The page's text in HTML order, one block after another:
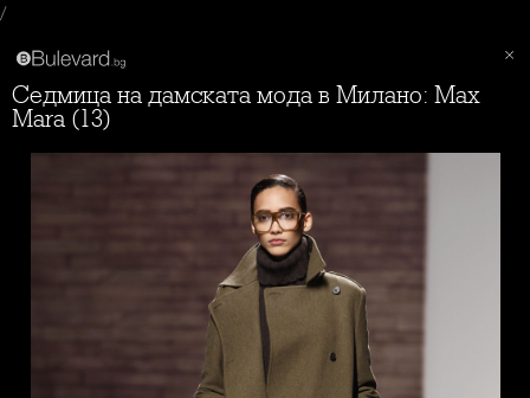
/
Седмица на дамската мода в Милано: Max
Mara (13)